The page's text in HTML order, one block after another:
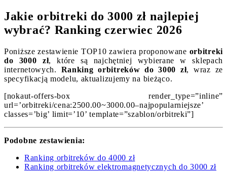
Jakie orbitreki do 3000 zł najlepiej
wybrać? Ranking czerwiec 2026
Poniższe zestawienie TOP10 zawiera proponowane orbitreki
do 3000 zł, które są najchętniej wybierane w sklepach
internetowych. Ranking orbitreków do 3000 zł, wraz ze
specyfikacją modelu, aktualizujemy na bieżąco.
[nokaut-offers-box render_type=”inline”
url=’orbitreki/cena:2500.00~3000.00–najpopularniejsze’
classes=’big’ limit=’10’ template=”szablon/orbitreki”]
Podobne zestawienia:
Ranking orbitreków do 4000 zł
Ranking orbitreków elektromagnetycznych do 3000 zł